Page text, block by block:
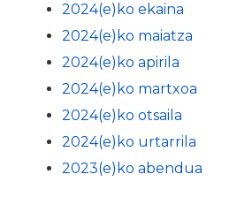
2024(e)ko ekaina
2024(e)ko maiatza
2024(e)ko apirila
2024(e)ko martxoa
2024(e)ko otsaila
2024(e)ko urtarrila
2023(e)ko abendua